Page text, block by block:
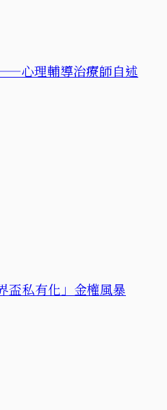
心理輔導治療師自述
盃私有化」金權風暴